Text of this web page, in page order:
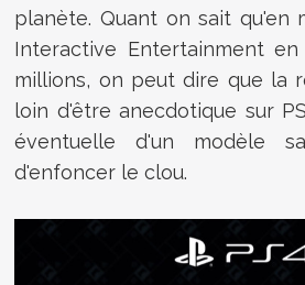
planète. Quant on sait qu'en
Interactive Entertainment
millions, on peut dire que la
loin d'être anecdotique sur
éventuelle d'un modèle
d'enfoncer le clou.